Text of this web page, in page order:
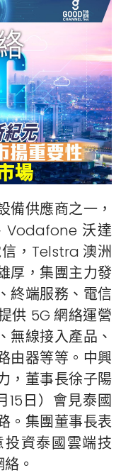
備供應商之一，
Vodafone 沃達
，Telstra 澳洲
厚，集團主力發
終端服務、電信
供 5G 網絡運營
無線接入產品、
由器等等。中興
，董事長徐子陽
15日）會見泰國
。集團董事長表
資泰國雲端技
。